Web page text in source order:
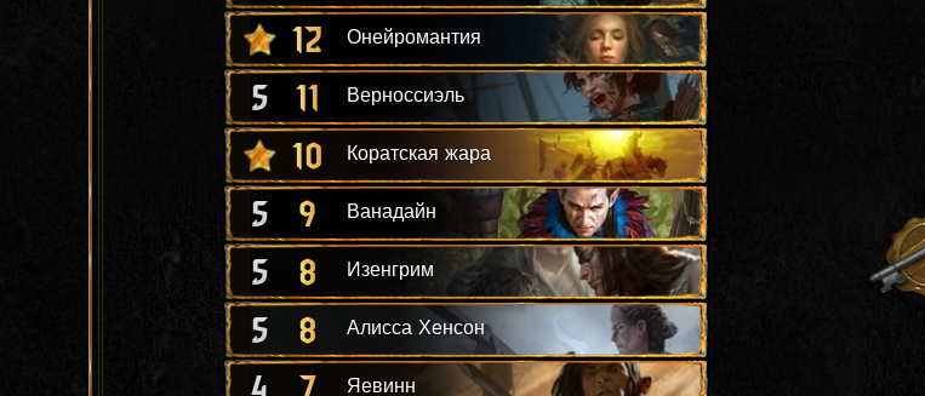
12 Онейромантия
5 11 Верноссиэль
10 Коратская жара
5 9 Ванадайн
5 8 Изенгрим
5 8 Алисса Хенсон
4 7 Яевинн